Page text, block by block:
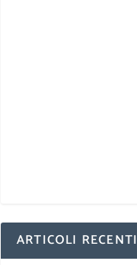
ARTICOLI RECENTI